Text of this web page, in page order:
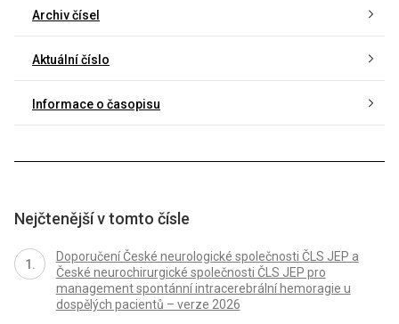
Archiv čísel
Aktuální číslo
Informace o časopisu
Nejčtenější v tomto čísle
Doporučení České neurologické společnosti ČLS JEP a
České neurochirurgické společnosti ČLS JEP pro
management spontánní intracerebrální hemoragie u
dospělých pacientů – verze 2026